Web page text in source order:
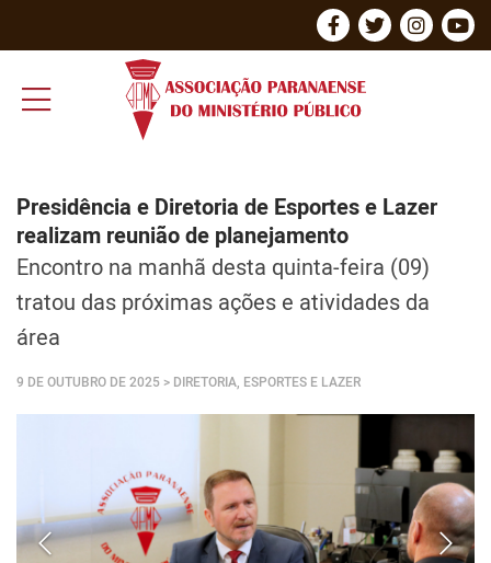
Presidência e Diretoria de Esportes e Lazer
realizam reunião de planejamento
Encontro na manhã desta quinta-feira (09)
tratou das próximas ações e atividades da
área
9 DE OUTUBRO DE 2025 > DIRETORIA, ESPORTES E LAZER